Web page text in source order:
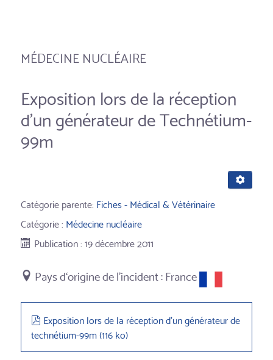
MÉDECINE NUCLÉAIRE
Exposition lors de la réception
d'un générateur de Technétium-
99m
Catégorie parente: Fiches - Médical & Vétérinaire
Catégorie : Médecine nucléaire
Publication : 19 décembre 2011
France
pdf
Exposition lors de la réception d'un générateur de
technétium-99m(116 ko)